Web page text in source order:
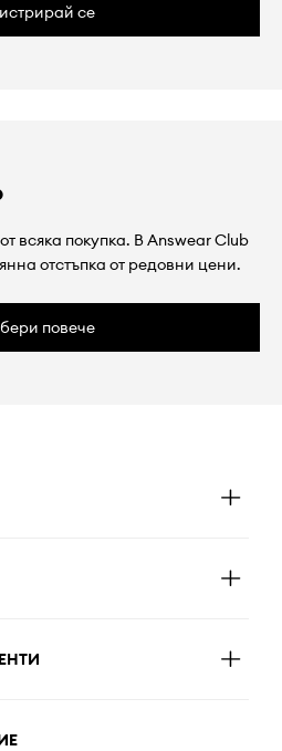
се
всяка покупка. В Answear Club
отстъпка от редовни цени.
повече